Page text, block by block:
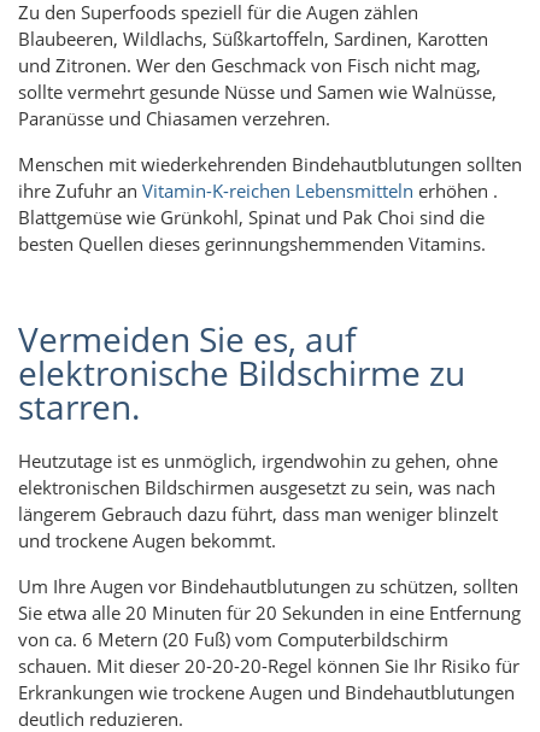
Zu den Superfoods speziell für die Augen zählen
Blaubeeren, Wildlachs, Süßkartoffeln, Sardinen, Karotten
und Zitronen. Wer den Geschmack von Fisch nicht mag,
sollte vermehrt gesunde Nüsse und Samen wie Walnüsse,
Paranüsse und Chiasamen verzehren.
Menschen mit wiederkehrenden Bindehautblutungen sollten
ihre Zufuhr an Vitamin-K-reichen Lebensmitteln erhöhen .
Blattgemüse wie Grünkohl, Spinat und Pak Choi sind die
besten Quellen dieses gerinnungshemmenden Vitamins.
Vermeiden Sie es, auf
elektronische Bildschirme zu
starren.
Heutzutage ist es unmöglich, irgendwohin zu gehen, ohne
elektronischen Bildschirmen ausgesetzt zu sein, was nach
längerem Gebrauch dazu führt, dass man weniger blinzelt
und trockene Augen bekommt.
Um Ihre Augen vor Bindehautblutungen zu schützen, sollten
Sie etwa alle 20 Minuten für 20 Sekunden in eine Entfernung
von ca. 6 Metern (20 Fuß) vom Computerbildschirm
schauen. Mit dieser 20-20-20-Regel können Sie Ihr Risiko für
Erkrankungen wie trockene Augen und Bindehautblutungen
deutlich reduzieren.